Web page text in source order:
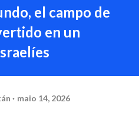
el campo de
en un
maio 14, 2026